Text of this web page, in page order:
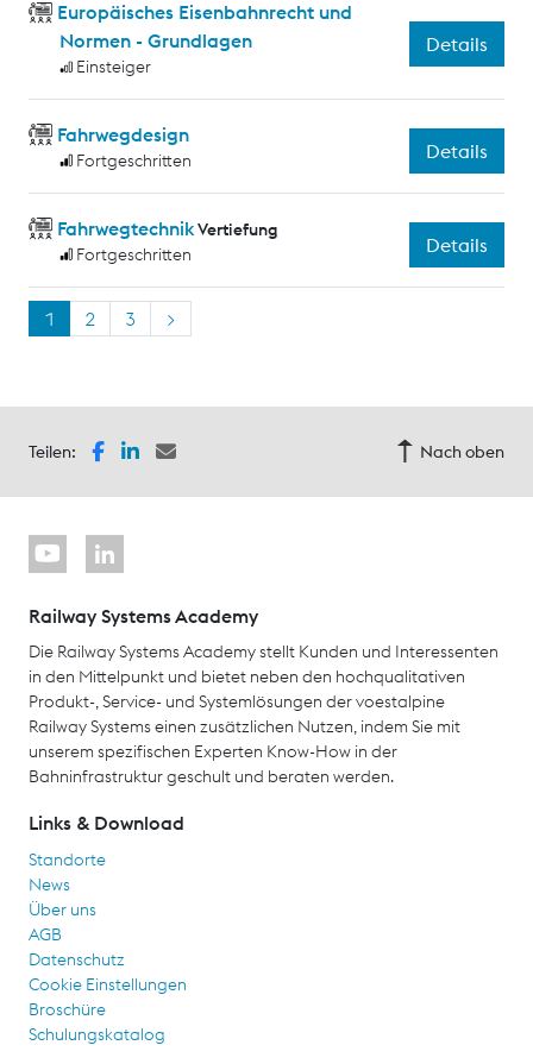
Europäisches Eisenbahnrecht und
Normen - Grundlagen
Einsteiger
Details
Fahrwegdesign
Fortgeschritten Details
FahrwegtechnikVertiefung
Fortgeschritten
Details
1 2 3 >
Teilen: Nach oben
Railway Systems Academy
Die Railway Systems Academy stellt Kunden und Interessenten
in den Mittelpunkt und bietet neben den hochqualitativen
Produkt-, Service- und Systemlösungen der voestalpine
Railway Systems einen zusätzlichen Nutzen, indem Sie mit
unserem spezifischen Experten Know-How in der
Bahninfrastruktur geschult und beraten werden.
Links & Download
Standorte
News
Über uns
AGB
Datenschutz
Cookie Einstellungen
Broschüre
Schulungskatalog